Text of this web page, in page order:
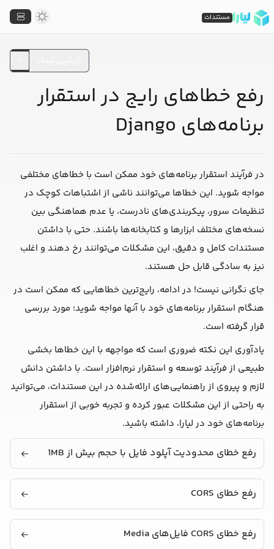
رفع خطاهای رایج در استقرار
برنامه‌های Django
در فرآیند استقرار برنامه‌های خود ممکن است با خطاهای مختلفی
مواجه شوید. این خطاها می‌توانند ناشی از اشتباهات کوچک در
تنظیمات سرور، پیکربندی‌های نادرست، یا عدم هماهنگی بین
نسخه‌های مختلف ابزارها و کتابخانه‌ها باشند. حتی با داشتن
مستندات کامل و دقیق، این مشکلات می‌توانند رخ دهند و اغلب
نیز به سادگی قابل حل هستند.
جای نگرانی نیست! در ادامه، رایج‌ترین خطاهایی که ممکن است در
هنگام استقرار برنامه‌های خود با آنها مواجه شوید؛ مورد بررسی
قرار گرفته است.
یادآوری این نکته ضروری است که مواجهه با این خطاها بخشی
طبیعی از فرآیند توسعه و استقرار نرم‌افزار است. با داشتن دانش
لازم و پیروی از راهنمایی‌های ارائه‌شده در این مستندات، می‌توانید
به راحتی از این مشکلات عبور کرده و تجربه خوبی از استقرار
برنامه‌های خود در لیارا، داشته باشید.
رفع خطای محدودیت آپلود فایل با حجم بیش از 1MB
رفع خطای CORS
رفع خطای CORS فایل‌های Media
مستندات